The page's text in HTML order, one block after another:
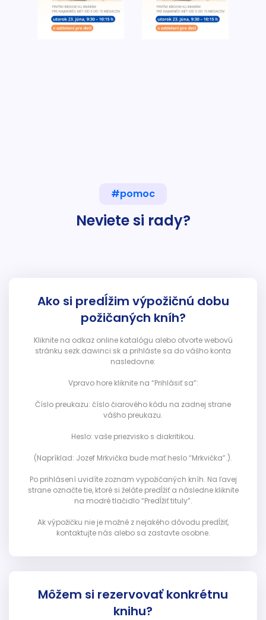
#pomoc
Neviete si rady?
Ako si predĺžim výpožičnú dobu
požičaných kníh?
Kliknite na odkaz online katalógu alebo otvorte webovú
stránku sezk.dawinci.sk a prihláste sa do vášho konta
nasledovne:
Vpravo hore kliknite na “Prihlásiť sa”:
Číslo preukazu: číslo čiarového kódu na zadnej strane
vášho preukazu.
Heslo: vaše priezvisko s diakritikou.
(Napríklad: Jozef Mrkvička bude mať heslo “Mrkvička”.).
Po prihlásení uvidíte zoznam vypožičaných kníh. Na ľavej
strane označte tie, ktoré si želáte predĺžiť a následne kliknite
na modré tlačidlo “Predĺžiť tituly”.
Ak výpožičku nie je možné z nejakého dôvodu predĺžiť,
kontaktujte nás alebo sa zastavte osobne.
Môžem si rezervovať konkrétnu
knihu?